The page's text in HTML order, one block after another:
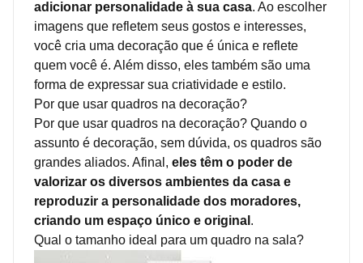
adicionar personalidade à sua casa. Ao escolher
imagens que refletem seus gostos e interesses,
você cria uma decoração que é única e reflete
quem você é. Além disso, eles também são uma
forma de expressar sua criatividade e estilo.
Por que usar quadros na decoração?
Por que usar quadros na decoração? Quando o
assunto é decoração, sem dúvida, os quadros são
grandes aliados. Afinal, eles têm o poder de
valorizar os diversos ambientes da casa e
reproduzir a personalidade dos moradores,
criando um espaço único e original .
Qual o tamanho ideal para um quadro na sala?